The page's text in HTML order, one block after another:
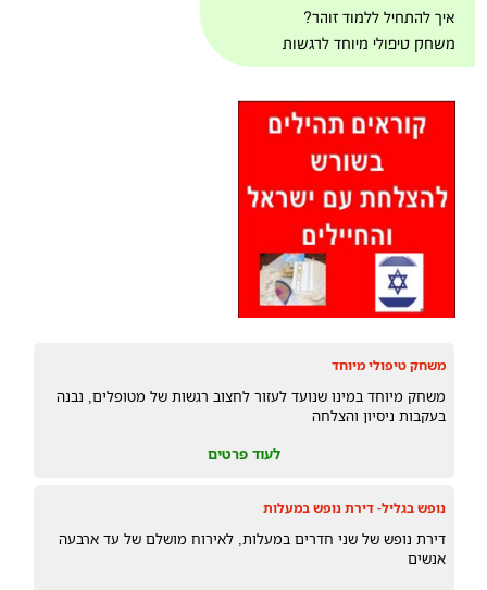
איך להתחיל ללמוד זוהר?
משחק טיפולי מיוחד לרגשות
משחק טיפולי מיוחד
משחק מיוחד במינו שנועד לעזור לחצוב רגשות של מטופלים, נבנה
בעקבות ניסיון והצלחה
לעוד פרטים
נופש בגליל- דירת נופש במעלות
דירת נופש של שני חדרים במעלות, לאירוח מושלם של עד ארבעה
אנשים